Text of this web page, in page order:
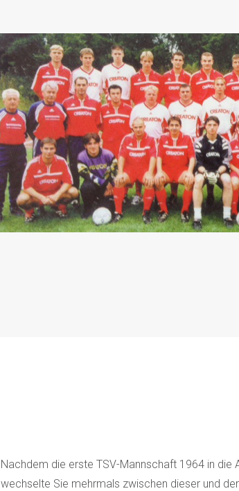
Nachdem die erste TSV-Mannschaft 1964 in die
wechselte Sie mehrmals zwischen dieser und